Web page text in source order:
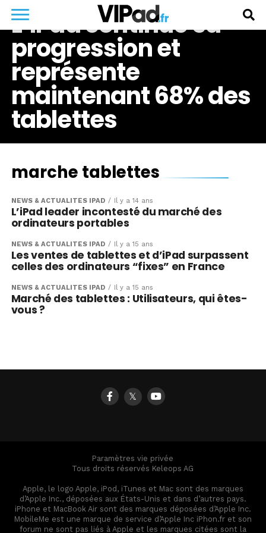
L’iPad continue sa
progression et
représente
maintenant 68% des
tablettes
marche tablettes
NEWS & ACTUALITÉS IPAD Il y a 14 ans
L’iPad leader incontesté du marché des
ordinateurs portables
NEWS & ACTUALITÉS IPAD Il y a 15 ans
Les ventes de tablettes et d’iPad surpassent
celles des ordinateurs “fixes” en France
NEWS & ACTUALITÉS IPAD Il y a 15 ans
Marché des tablettes : Utilisateurs, qui êtes-
vous ?
𝕏
Paramètres vie privée
Tous droits réservés Keleops AG
Apple, le logo Apple, iPod, iTunes et Mac sont des marques
d’Apple Inc., déposées aux États-Unis et dans d’autres pays.
iPhone et MacBook Air sont des marques déposées d’Apple Inc.
MobileMe est une marque de service d’Apple Inc iPhon.fr et son
forum ne sont pas liés à Apple et les marques citées sont la